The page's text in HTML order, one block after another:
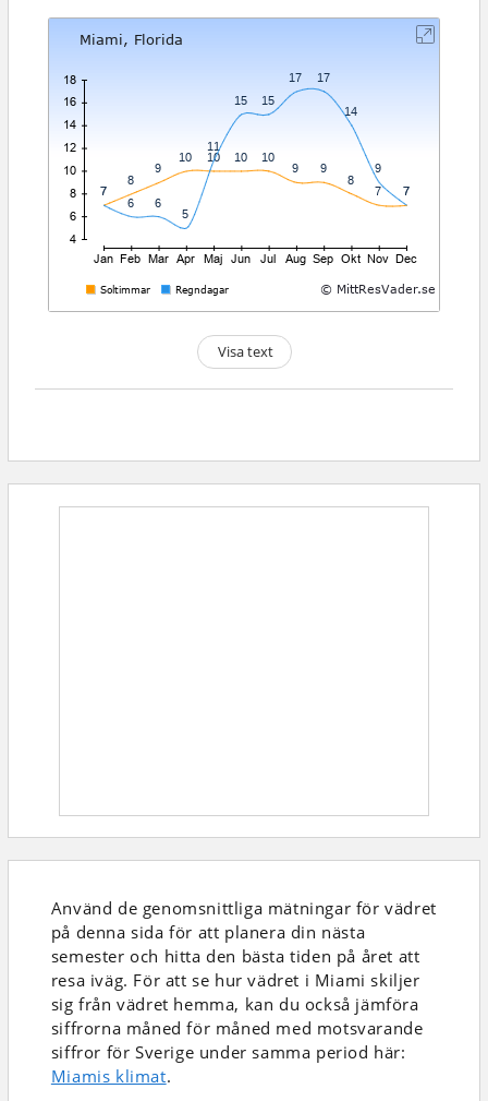
Visa text
Använd de genomsnittliga mätningar för vädret
på denna sida för att planera din nästa
semester och hitta den bästa tiden på året att
resa iväg. För att se hur vädret i Miami skiljer
sig från vädret hemma, kan du också jämföra
siffrorna måned för måned med motsvarande
siffror för Sverige under samma period här:
Miamis klimat.